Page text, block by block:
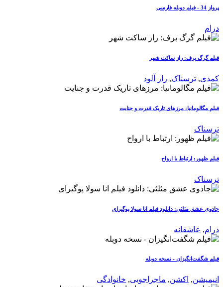
پرواز 34 - فیلم دوبله فارسی
درام
فیلم گرگ برف: راز ساکت شهر
کمدی, ترسناک, راز آلود
فیلم مگالومانیا: مرزهای تاریک قدرت و جنایت
ترسناک
فیلم ظهور: ارتباط با ارواح
ترسناک
جادوی عشق مثلثی: دانلود فیلم انا سولا پوگیرای
درام, عاشقانه
فیلم شگفت‌انگیزان - نسخه دوبله
انیمیشن, اکشن, ماجراجویی, خانوادگی